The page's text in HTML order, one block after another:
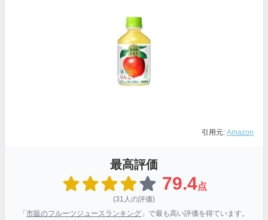
引用元: Amazon
最高評価
79.4点
(31人の評価)
「 市販のフルーツジュースランキング 」で最も高い評価を得ています。